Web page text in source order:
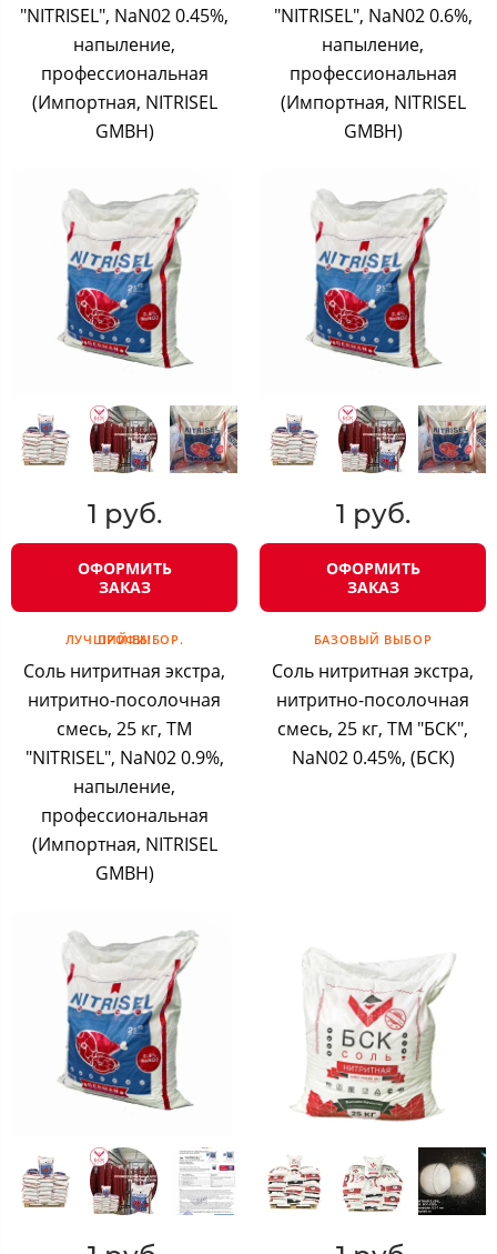
"NITRISEL", NaN02 0.45%,
напыление,
профессиональная
(Импортная, NITRISEL
GMBH)
1 руб.
ОФОРМИТЬ
ЗАКАЗ
"NITRISEL", NaN02 0.6%,
напыление,
профессиональная
(Импортная, NITRISEL
GMBH)
1 руб.
ОФОРМИТЬ
ЗАКАЗ
ЛУЧШИЙ ВЫБОР. ПРОФИ!
Соль нитритная экстра,
нитритно-посолочная
смесь, 25 кг, ТМ
"NITRISEL", NaN02 0.9%,
напыление,
профессиональная
(Импортная, NITRISEL
GMBH)
БАЗОВЫЙ ВЫБОР
Соль нитритная экстра,
нитритно-посолочная
смесь, 25 кг, ТМ "БСК",
NaN02 0.45%, (БСК)